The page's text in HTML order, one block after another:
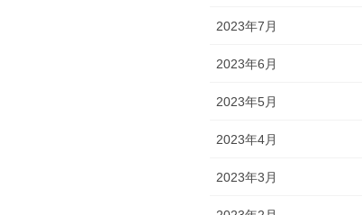
2023年7月
2023年6月
2023年5月
2023年4月
2023年3月